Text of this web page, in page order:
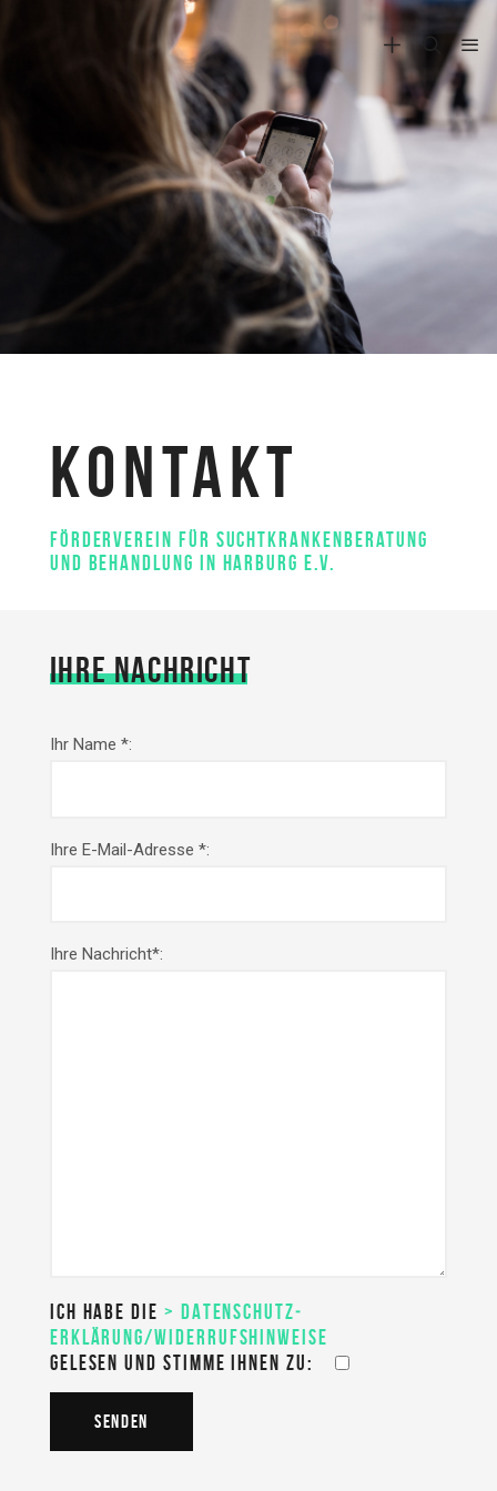
KONTAKT
FÖRDERVEREIN FÜR SUCHTKRANKENBERATUNG
UND BEHANDLUNG IN HARBURG E.V.
IHRE NACHRICHT
Ihr Name *:
Ihre E-Mail-Adresse *:
Ihre Nachricht*:
ICH HABE DIE > DATEN­SCHUTZ­
ERKLÄRUNG/WIDERRUFS­HINWEISE
GELESEN UND STIMME IHNEN ZU: